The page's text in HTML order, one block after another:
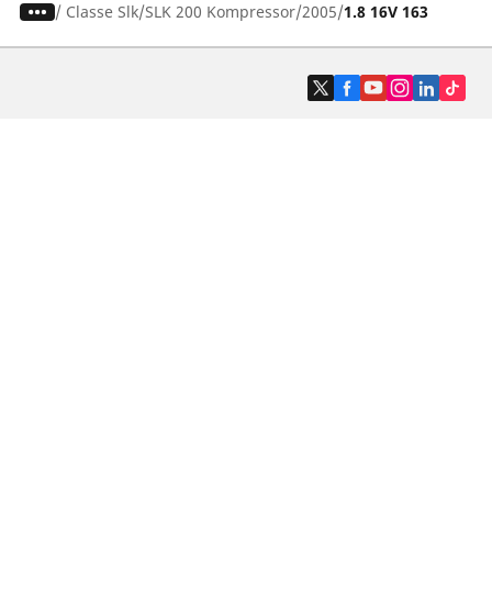
/ Classe Slk SLK 200 Kompressor 2005 1.8 16V 163